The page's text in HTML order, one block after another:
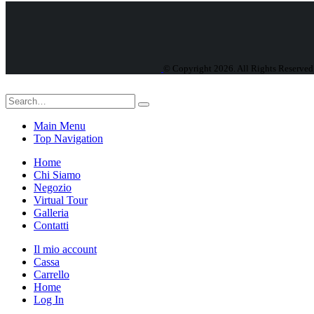
© Copyright 2026. All Rights
Main Menu
Top Navigation
Home
Chi Siamo
Negozio
Virtual Tour
Galleria
Contatti
Il mio account
Cassa
Carrello
Home
Log In